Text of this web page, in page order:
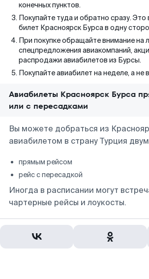
конечных пунктов.
Покупайте туда и обратно сразу. Это
билет Красноярск Бурса в одну
При покупке обращайте внимание на
спецпредложения авиакомпаний,
распродажи авиабилетов из Бурсы.
Покупайте авиабилет на неделе, а не
Авиабилеты Красноярск Бурса
или с пересадками
Вы можете добраться из
авиабилетом в страну Турция
прямым рейсом
рейс с пересадкой
Иногда в расписании могут
чартерные рейсы и лоукосты.